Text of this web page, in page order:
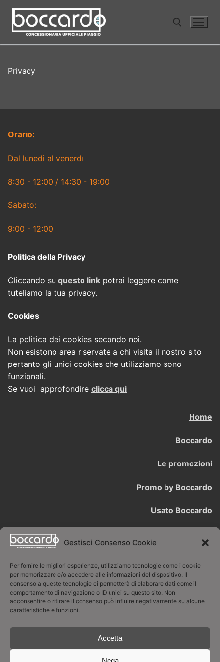
Gestisci Consenso Cookie
Per fornire le migliori esperienze, utilizziamo tecnologie come i cookie
per memorizzare e/o accedere alle informazioni del dispositivo. Il
consenso a queste tecnologie ci permetterà di elaborare dati come il
comportamento di navigazione o ID unici su questo sito. Non
acconsentire o ritirare il consenso può influire negativamente su alcune
caratteristiche e funzioni.
Accetta
Nega
contenuto
Privacy
Orario:
Dal lunedi al venerdì
8:30 - 12:00 / 14:30 - 19:00
Sabato:
9:00 - 12:00
Politica della Privacy
Cliccando su questo link potrai leggere come
tuteliamo la tua privacy.
Cookies
La politica dei cookies secondo noi.
Non esistono area riservate a chi visita il nostro sito
pertanto gli unici cookies che utilizziamo sono
funzionali.
Se vuoi approfondire clicca qui
Home
Boccardo
Le promozioni
Promo by Boccardo
Usato Boccardo
BOCCARDO LUCIANO SNC
Concessionaria ufficiale Piaggio
Via Sestriere 28 -10024 Moncalieri TO